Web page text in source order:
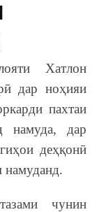
Хатлон
дар ноҳияи
пахтаи
намуда, дар
деҳқонӣ
намуданд.
чунин